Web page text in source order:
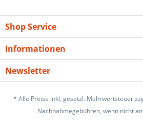
Shop Service
Informationen
Newsletter
* Alle Preise inkl. gesetzl. Mehrwertsteuer
Nachnahmegebühren, wenn nicht